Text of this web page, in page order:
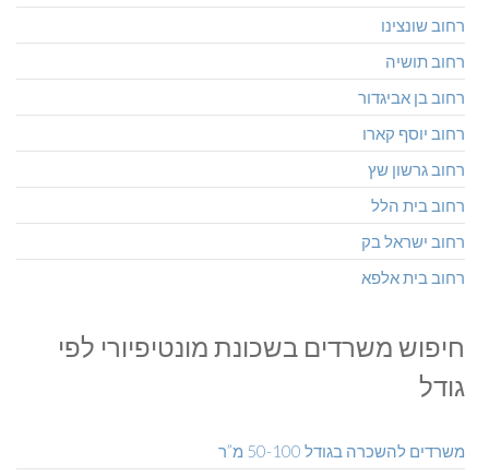
רחוב שונצינו
רחוב תושיה
רחוב בן אביגדור
רחוב יוסף קארו
רחוב גרשון שץ
רחוב בית הלל
רחוב ישראל בק
רחוב בית אלפא
חיפוש משרדים בשכונת מונטיפיורי לפי
גודל
משרדים להשכרה בגודל 50-100 מ”ר